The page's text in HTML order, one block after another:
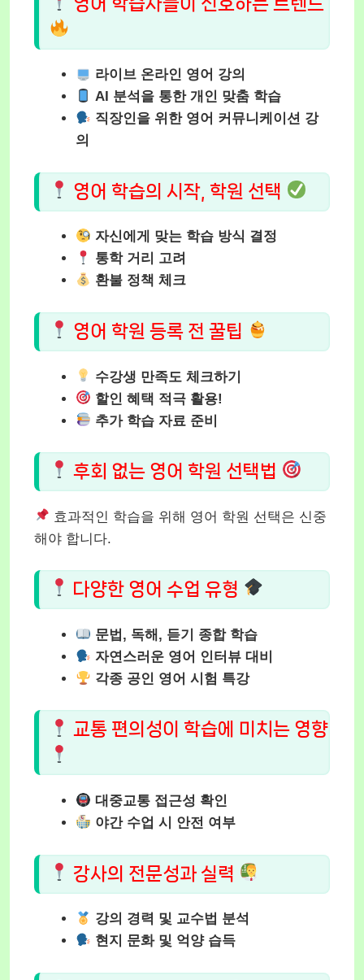
라이브 온라인 영어 강의
AI 분석을 통한 개인 맞춤 학습
직장인을 위한 영어 커뮤니케이션 강
의
영어 학습의 시작, 학원 선택
자신에게 맞는 학습 방식 결정
통학 거리 고려
환불 정책 체크
영어 학원 등록 전 꿀팁
수강생 만족도 체크하기
할인 혜택 적극 활용!
추가 학습 자료 준비
후회 없는 영어 학원 선택법
효과적인 학습을 위해 영어 학원 선택은 신중
해야 합니다.
다양한 영어 수업 유형
문법, 독해, 듣기 종합 학습
자연스러운 영어 인터뷰 대비
각종 공인 영어 시험 특강
교통 편의성이 학습에 미치는 영향
대중교통 접근성 확인
야간 수업 시 안전 여부
강사의 전문성과 실력
강의 경력 및 교수법 분석
현지 문화 및 억양 습득